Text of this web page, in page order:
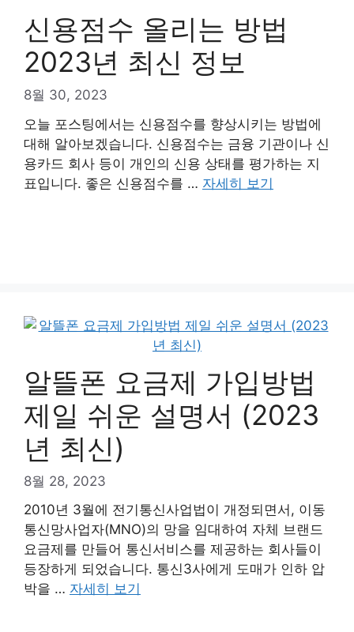
신용점수 올리는 방법
2023년 최신 정보
8월 30, 2023
오늘 포스팅에서는 신용점수를 향상시키는 방법에
대해 알아보겠습니다. 신용점수는 금융 기관이나 신
용카드 회사 등이 개인의 신용 상태를 평가하는 지
표입니다. 좋은 신용점수를 … 자세히 보기
알뜰폰 요금제 가입방법
제일 쉬운 설명서 (2023
년 최신)
8월 28, 2023
2010년 3월에 전기통신사업법이 개정되면서, 이동
통신망사업자(MNO)의 망을 임대하여 자체 브랜드
요금제를 만들어 통신서비스를 제공하는 회사들이
등장하게 되었습니다. 통신3사에게 도매가 인하 압
박을 … 자세히 보기